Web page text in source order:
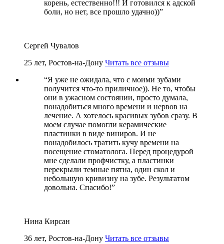
корень, естественно!!! И готовился к адской
боли, но нет, все прошло удачно))”
Сергей Чувалов
25 лет, Ростов-на-Дону Читать все отзывы
“Я уже не ожидала, что с моими зубами
получится что-то приличное)). Не то, чтобы
они в ужасном состоянии, просто думала,
понадобиться много времени и нервов на
лечение. А хотелось красивых зубов сразу. В
моем случае помогли керамические
пластинки в виде виниров. И не
понадобилось тратить кучу времени на
посещение стоматолога. Перед процедурой
мне сделали профчистку, а пластинки
перекрыли темные пятна, один скол и
небольшую кривизну на зубе. Результатом
довольна. Спасибо!”
Нина Кирсан
36 лет, Ростов-на-Дону Читать все отзывы